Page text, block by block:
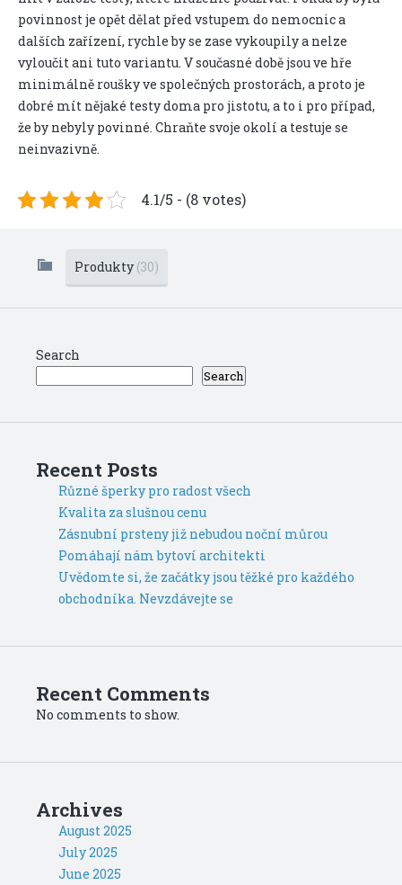
povinnost je opět dělat před vstupem do nemocnic a
dalších zařízení, rychle by se zase vykoupily a nelze
vyloučit ani tuto variantu. V současné době jsou ve hře
minimálně roušky ve společných prostorách, a proto je
dobré mít nějaké testy doma pro jistotu, a to i pro případ,
že by nebyly povinné. Chraňte svoje okolí a testuje se
neinvazivně.
4.1/5 - (8 votes)
Produkty (30)
Search
Search
Recent Posts
Různé šperky pro radost všech
Kvalita za slušnou cenu
Zásnubní prsteny již nebudou noční můrou
Pomáhají nám bytoví architekti
Uvědomte si, že začátky jsou těžké pro každého
obchodníka. Nevzdávejte se
Recent Comments
No comments to show.
Archives
August 2025
July 2025
June 2025